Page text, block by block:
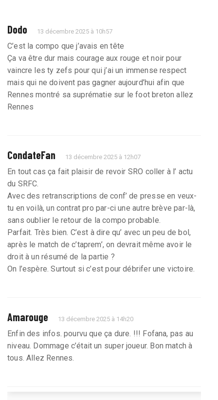
Dodo 13 décembre 2025 à 10h57
C’est la compo que j’avais en tête
Ça va être dur mais courage aux rouge et noir pour
vaincre les ty zefs pour qui j’ai un immense respect
mais qui ne doivent pas gagner aujourd’hui afin que
Rennes montré sa suprématie sur le foot breton allez
Rennes
CondateFan 13 décembre 2025 à 12h07
En tout cas ça fait plaisir de revoir SRO coller à l’ actu
du SRFC.
Avec des retranscriptions de conf’ de presse en veux-
tu en voilà, un contrat pro par-ci une autre brève par-là,
sans oublier le retour de la compo probable.
Parfait. Très bien. C’est à dire qu’ avec un peu de bol,
après le match de c’taprem’, on devrait même avoir le
droit à un résumé de la partie ?
On l’espère. Surtout si c’est pour débrifer une victoire.
Amarouge 13 décembre 2025 à 14h20
Enfin des infos. pourvu que ça dure. !!! Fofana, pas au
niveau. Dommage c’était un super joueur. Bon match à
tous. Allez Rennes.